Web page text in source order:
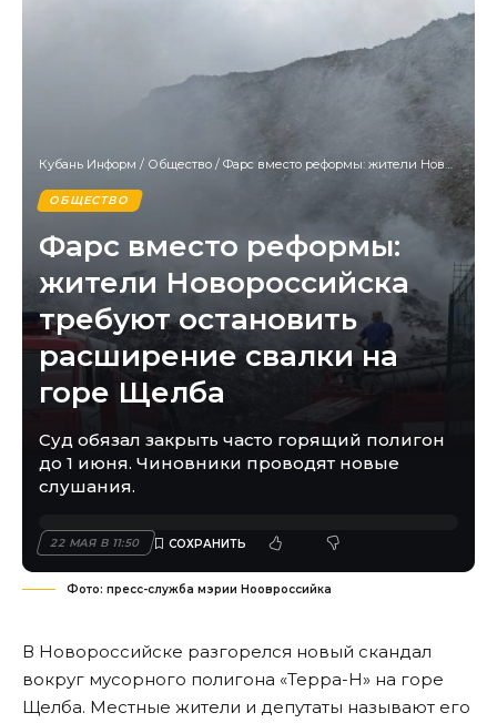
Кубань Информ / Общество / Фарс вместо реформы: жители Новороссийска требуют остановить расширение свалки на горе Щелба
ОБЩЕСТВО
Фарс вместо реформы:
жители Новороссийска
требуют остановить
расширение свалки на
горе Щелба
Суд обязал закрыть часто горящий полигон
до 1 июня. Чиновники проводят новые
слушания.
22 МАЯ В 11:50
Фото: пресс-служба мэрии Ноовроссийка
В Новороссийске разгорелся новый скандал
вокруг мусорного полигона «Терра-Н» на горе
Щелба. Местные жители и депутаты называют его